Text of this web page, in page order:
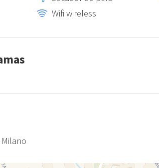
Wifi wireless